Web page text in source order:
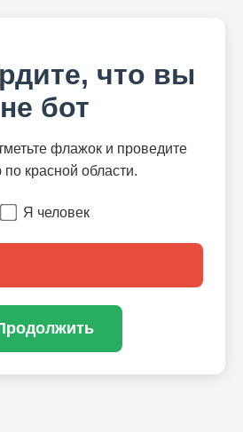
что вы
не бот
флажок и проведите
красной области.
Я человек